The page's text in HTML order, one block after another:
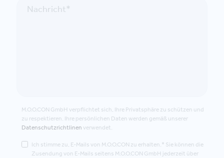
M.O.O.CON GmbH verpflichtet sich, Ihre Privatsphäre zu schützen und
zu respektieren. Ihre persönlichen Daten werden gemäß unserer
Datenschutzrichtlinen verwendet.
Ich stimme zu, E-Mails von M.O.O.CON zu erhalten.* Sie können die
Zusendung von E-Mails seitens M.O.O.CON GmbH jederzeit über